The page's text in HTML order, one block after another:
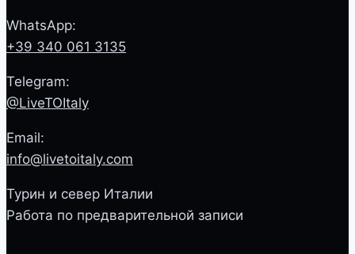
WhatsApp:
+39 340 061 3135
Telegram:
@LiveTOItaly
Email:
info@livetoitaly.com
Турин и север Италии
Работа по предварительной записи